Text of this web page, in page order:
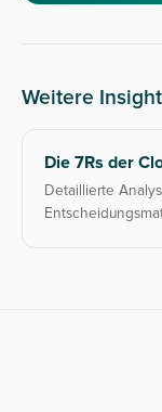
Weitere
Die 7Rs der
Detaillierte